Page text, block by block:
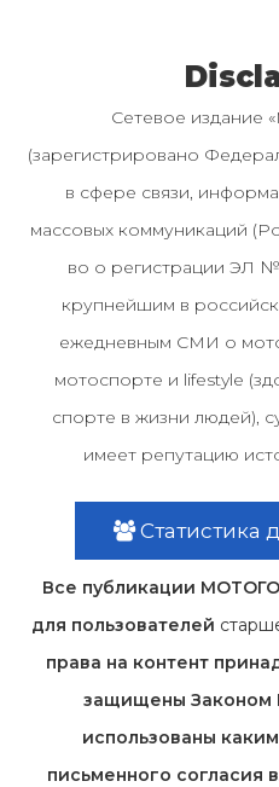
Сетевое
(зарегистрировано
в сфере связи,
массовых коммуникаций
во о регистрации ЭЛ №
крупнейшим в
ежедневным СМИ о
мотоспорте и lifestyle
спорте в жизни людей),
имеет репутацию
Статистика
Все публикации
для пользователей
права на контент
защищены Законом
использованы
письменного согласия